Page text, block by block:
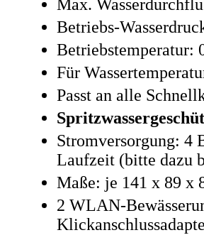
Max.
Betriebs-
Betriebstemperatur:
Für
Passt an alle
Stromversorgung: 4
Laufzeit (bitte dazu
Maße: je 141 x 89 x
2 WLAN-